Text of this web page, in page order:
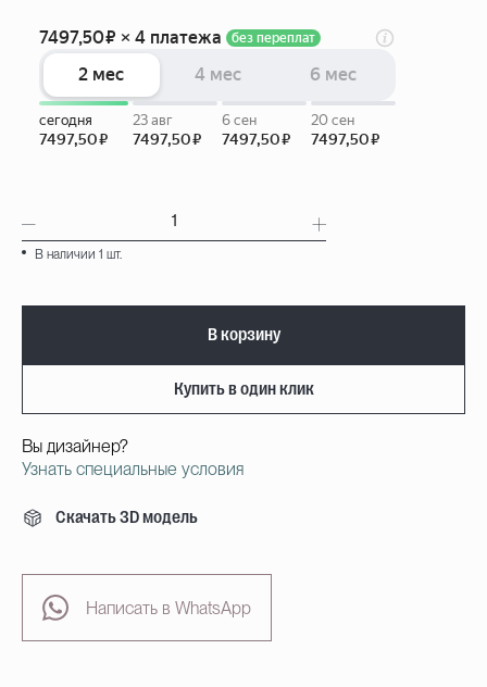
В наличии 1 шт.
В корзину
Купить в один клик
Вы дизайнер?
Узнать специальные условия
Скачать 3D модель
Написать в WhatsApp